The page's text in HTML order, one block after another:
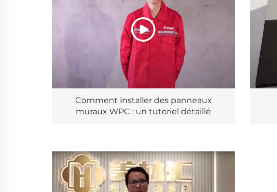
Comment installer des panneaux
muraux WPC : un tutoriel détaillé